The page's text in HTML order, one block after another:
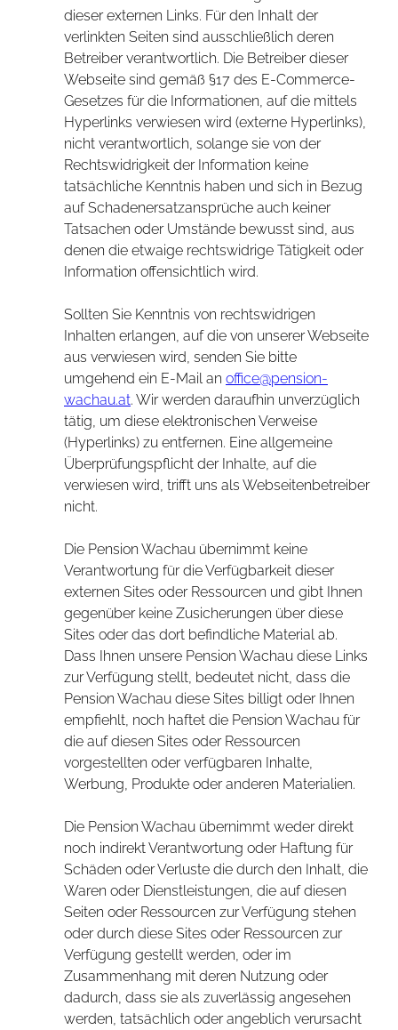
dieser externen Links. Für den Inhalt der
verlinkten Seiten sind ausschließlich deren
Betreiber verantwortlich. Die Betreiber dieser
Webseite sind gemäß §17 des E-Commerce-
Gesetzes für die Informationen, auf die mittels
Hyperlinks verwiesen wird (externe Hyperlinks),
nicht verantwortlich, solange sie von der
Rechtswidrigkeit der Information keine
tatsächliche Kenntnis haben und sich in Bezug
auf Schadenersatzansprüche auch keiner
Tatsachen oder Umstände bewusst sind, aus
denen die etwaige rechtswidrige Tätigkeit oder
Information offensichtlich wird.
Sollten Sie Kenntnis von rechtswidrigen
Inhalten erlangen, auf die von unserer Webseite
aus verwiesen wird, senden Sie bitte
umgehend ein E-Mail an office@pension-
wachau.at. Wir werden daraufhin unverzüglich
tätig, um diese elektronischen Verweise
(Hyperlinks) zu entfernen. Eine allgemeine
Überprüfungspflicht der Inhalte, auf die
verwiesen wird, trifft uns als Webseitenbetreiber
nicht.
Die Pension Wachau übernimmt keine
Verantwortung für die Verfügbarkeit dieser
externen Sites oder Ressourcen und gibt Ihnen
gegenüber keine Zusicherungen über diese
Sites oder das dort befindliche Material ab.
Dass Ihnen unsere Pension Wachau diese Links
zur Verfügung stellt, bedeutet nicht, dass die
Pension Wachau diese Sites billigt oder Ihnen
empfiehlt, noch haftet die Pension Wachau für
die auf diesen Sites oder Ressourcen
vorgestellten oder verfügbaren Inhalte,
Werbung, Produkte oder anderen Materialien.
Die Pension Wachau übernimmt weder direkt
noch indirekt Verantwortung oder Haftung für
Schäden oder Verluste die durch den Inhalt, die
Waren oder Dienstleistungen, die auf diesen
Seiten oder Ressourcen zur Verfügung stehen
oder durch diese Sites oder Ressourcen zur
Verfügung gestellt werden, oder im
Zusammenhang mit deren Nutzung oder
dadurch, dass sie als zuverlässig angesehen
werden, tatsächlich oder angeblich verursacht